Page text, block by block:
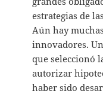
estrategias de
Aún hay
innovadores. Un
que seleccionó
autorizar
haber sido